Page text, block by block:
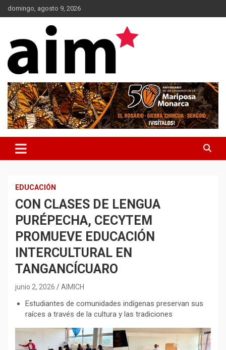
Skip
to
domingo, agosto 9, 2026
AIM*
EDUCACIÓN
CON CLASES DE LENGUA
PURÉPECHA, CECYTEM
PROMUEVE EDUCACIÓN
INTERCULTURAL EN
TANGANCÍCUARO
junio 2, 2026 AIMICH
⁠Estudiantes de comunidades indígenas preservan sus
raíces a través de la cultura y las tradiciones